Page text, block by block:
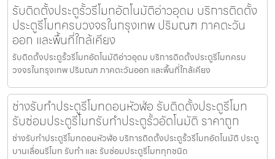
รับติดตั้งประตูรั้วรีโมทอัตโนมัติอ่าวอุดม บริการติดตั้ง
ประตูรีโมทครบวงจรในกรุงเทพ ปริมณฑ ภาคตะวัน
ออก และพื้นที่ใกล้เคียง
รับติดตั้งประตูรั้วรีโมทอัตโนมัติอ่าวอุดม บริการติดตั้งประตูรีโมทครบ
วงจรในกรุงเทพ ปริมณฑ ภาคตะวันออก และพื้นที่ใกล้เคียง
ช่างรับทำประตูรีโมทดอนหัวฬ่อ รับติดตั้งประตูรีโมท
รับซ่อมประตูรีโมทรับทำประตูรั้วอัตโนมัติ ราคาถูก
ช่างรับทำประตูรีโมทดอนหัวฬ่อ บริการติดตั้งประตูรั้วรีโมทอัตโนมัติ ประตู
บานเลื่อนรีโมท รับทำ และ รับซ่อมประตูรีโมททุกชนิด